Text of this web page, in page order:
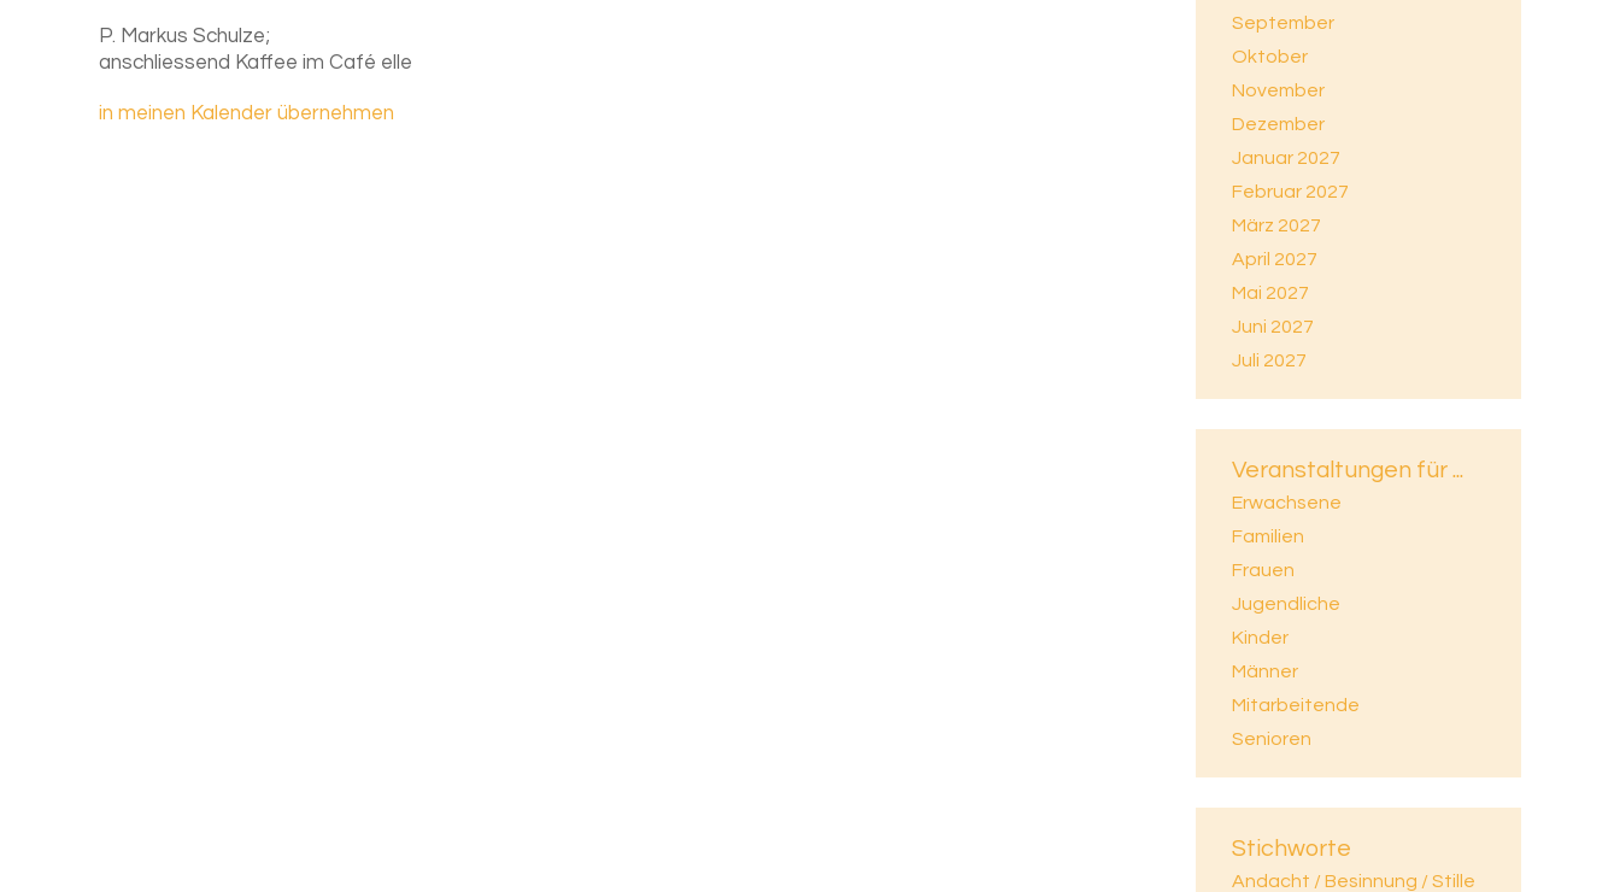
September
Oktober
November
Dezember
Januar 2027
Februar 2027
März 2027
April 2027
Mai 2027
Juni 2027
Juli 2027
Veranstaltungen für ...
Erwachsene
Familien
Frauen
Jugendliche
Kinder
Männer
Mitarbeitende
Senioren
Stichworte
Andacht / Besinnung / Stille
P. Markus Schulze;
anschliessend Kaffee im Café elle
in meinen Kalender übernehmen